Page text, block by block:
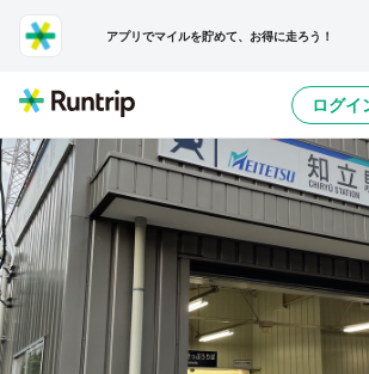
アプリでマイルを貯めて、お得に走ろう！
ログイ